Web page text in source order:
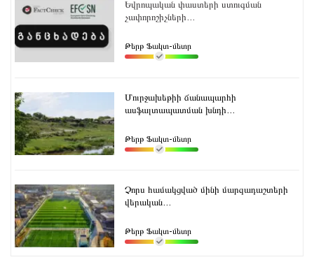
Եվրոպական փաստերի ստուգման
չափորոշիչների...
Թերթ Ֆակտ-մետր
Մուրջախեթիի ճանապարհի
ասֆալտապատման խնդի...
Թերթ Ֆակտ-մետր
Չորս համակցված մինի մարզադաշտերի
վերական...
Թերթ Ֆակտ-մետր